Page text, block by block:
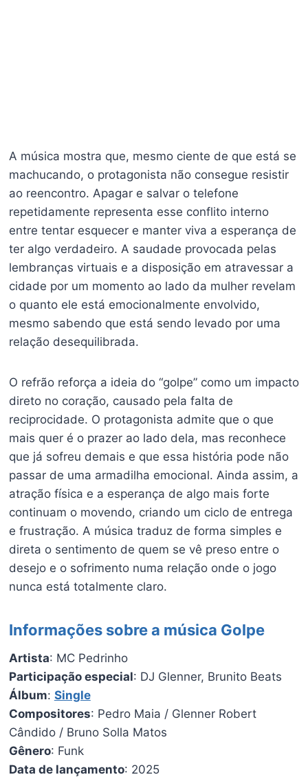
A música mostra que, mesmo ciente de que está se
machucando, o protagonista não consegue resistir
ao reencontro. Apagar e salvar o telefone
repetidamente representa esse conflito interno
entre tentar esquecer e manter viva a esperança de
ter algo verdadeiro. A saudade provocada pelas
lembranças virtuais e a disposição em atravessar a
cidade por um momento ao lado da mulher revelam
o quanto ele está emocionalmente envolvido,
mesmo sabendo que está sendo levado por uma
relação desequilibrada.
O refrão reforça a ideia do “golpe” como um impacto
direto no coração, causado pela falta de
reciprocidade. O protagonista admite que o que
mais quer é o prazer ao lado dela, mas reconhece
que já sofreu demais e que essa história pode não
passar de uma armadilha emocional. Ainda assim, a
atração física e a esperança de algo mais forte
continuam o movendo, criando um ciclo de entrega
e frustração. A música traduz de forma simples e
direta o sentimento de quem se vê preso entre o
desejo e o sofrimento numa relação onde o jogo
nunca está totalmente claro.
Informações sobre a música Golpe
Artista: MC Pedrinho
Participação especial: DJ Glenner, Brunito Beats
Álbum: Single
Compositores: Pedro Maia / Glenner Robert
Cândido / Bruno Solla Matos
Gênero: Funk
Data de lançamento: 2025